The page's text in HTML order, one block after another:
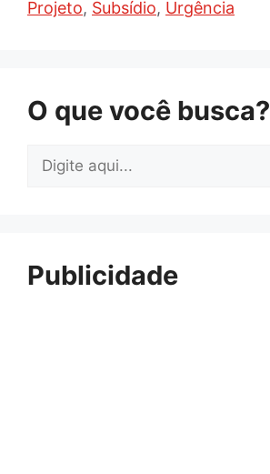
Projeto, Subsídio, Urgência
O que você busca?
Pesquisar
Publicidade